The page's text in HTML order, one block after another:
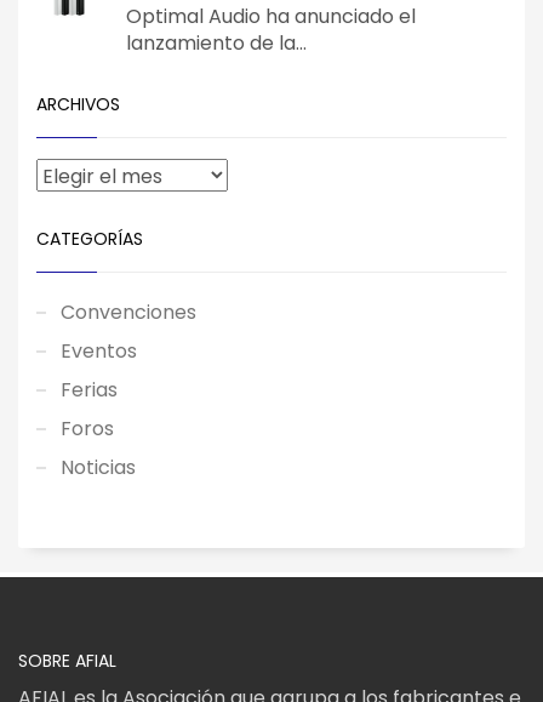
Optimal Audio ha anunciado el
lanzamiento de la...
ARCHIVOS
CATEGORÍAS
Convenciones
Eventos
Ferias
Foros
Noticias
SOBRE AFIAL